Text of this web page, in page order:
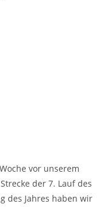
vor unserem
der 7. Lauf des
des Jahres haben wir